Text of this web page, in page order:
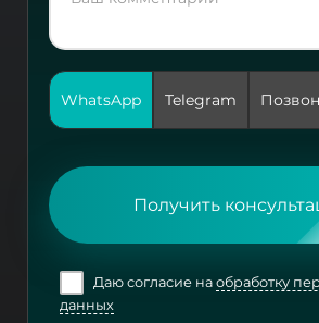
WhatsApp Telegram
Получить
Даю согласие на обработку
данных